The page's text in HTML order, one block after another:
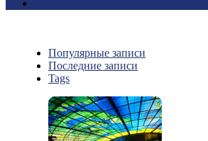
Популярные записи
Последние записи
Tags